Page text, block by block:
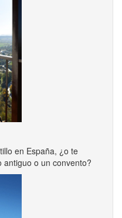
en España, ¿o te
o un convento?